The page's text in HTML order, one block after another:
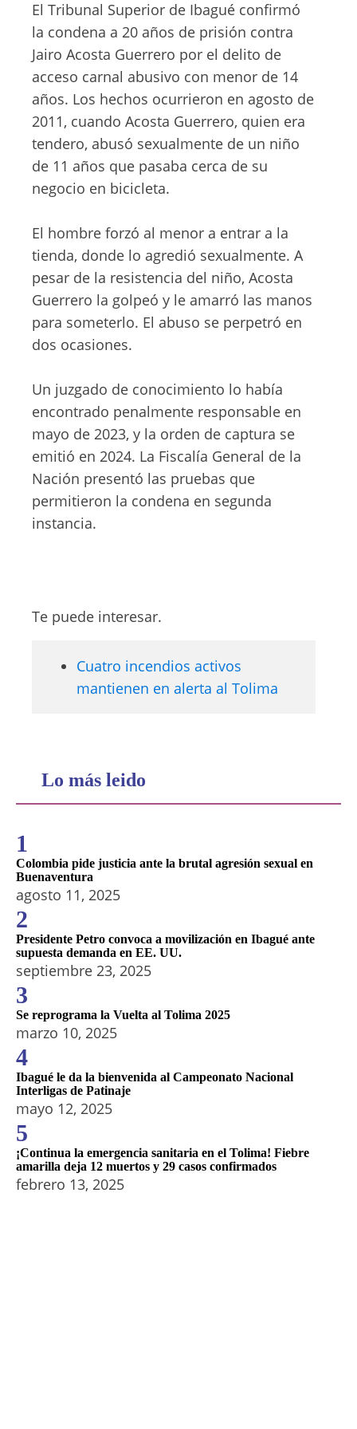
El Tribunal Superior de Ibagué confirmó
la condena a 20 años de prisión contra
Jairo Acosta Guerrero por el delito de
acceso carnal abusivo con menor de 14
años. Los hechos ocurrieron en agosto de
2011, cuando Acosta Guerrero, quien era
tendero, abusó sexualmente de un niño
de 11 años que pasaba cerca de su
negocio en bicicleta.
El hombre forzó al menor a entrar a la
tienda, donde lo agredió sexualmente. A
pesar de la resistencia del niño, Acosta
Guerrero la golpeó y le amarró las manos
para someterlo. El abuso se perpetró en
dos ocasiones.
Un juzgado de conocimiento lo había
encontrado penalmente responsable en
mayo de 2023, y la orden de captura se
emitió en 2024. La Fiscalía General de la
Nación presentó las pruebas que
permitieron la condena en segunda
instancia.
Te puede interesar.
Cuatro incendios activos
mantienen en alerta al Tolima
Lo más leido
1
Colombia pide justicia ante la brutal agresión sexual en
Buenaventura
agosto 11, 2025
2
Presidente Petro convoca a movilización en Ibagué ante
supuesta demanda en EE. UU.
septiembre 23, 2025
3
Se reprograma la Vuelta al Tolima 2025
marzo 10, 2025
4
Ibagué le da la bienvenida al Campeonato Nacional
Interligas de Patinaje
mayo 12, 2025
5
¡Continua la emergencia sanitaria en el Tolima! Fiebre
amarilla deja 12 muertos y 29 casos confirmados
febrero 13, 2025